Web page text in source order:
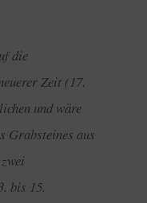
die
Zeit (17.
und wäre
Grabsteines aus
bis 15.